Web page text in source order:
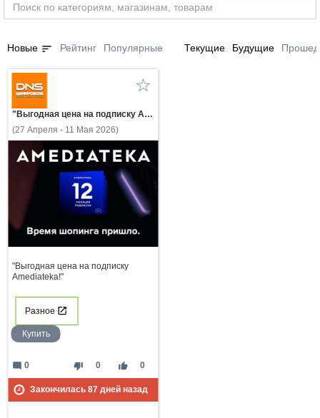
Новые sort Рейтинг Популярные Текущие Будущие
"Выгодная цена на подписку Amediateka!"
(27 Апреля - 11 Мая 2026)
"Выгодная цена на подписку
Amediateka!"
Разное
Купить
thumb_down 0 thumb_up 0
mode_comment 0
Закончилась 87дней назад